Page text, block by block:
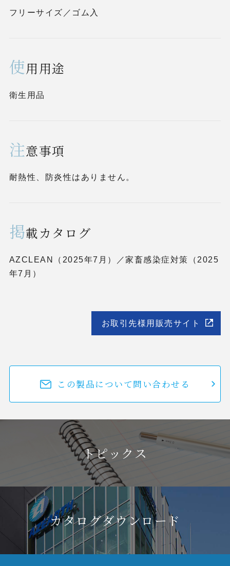
フリーサイズ／ゴム入
使用用途
衛生用品
注意事項
耐熱性、防炎性はありません。
掲載カタログ
AZCLEAN（2025年7月）／家畜感染症対策（2025
年7月）
お取引先様用販売サイト
この製品について問い合わせる
トピックス
カタログダウンロード